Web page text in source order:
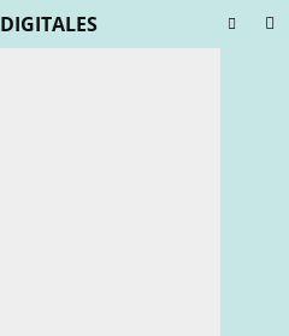
DIGITALES